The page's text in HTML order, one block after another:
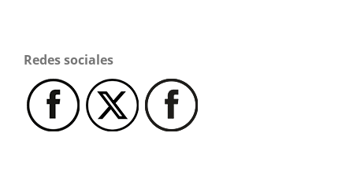
Redes sociales